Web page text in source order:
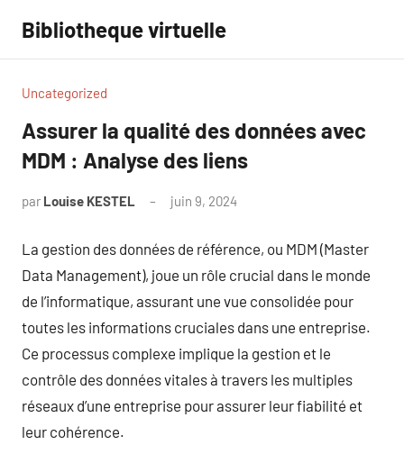
contenu
Bibliotheque virtuelle
Uncategorized
Assurer la qualité des données avec
MDM : Analyse des liens
par Louise KESTEL juin 9, 2024
La gestion des données de référence, ou MDM (Master
Data Management), joue un rôle crucial dans le monde
de l’informatique, assurant une vue consolidée pour
toutes les informations cruciales dans une entreprise.
Ce processus complexe implique la gestion et le
contrôle des données vitales à travers les multiples
réseaux d’une entreprise pour assurer leur fiabilité et
leur cohérence.